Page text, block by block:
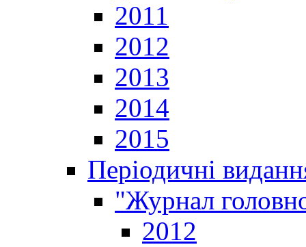
2011
2012
2013
2014
2015
Періодичні
"Журнал
2012